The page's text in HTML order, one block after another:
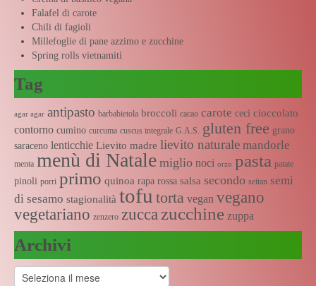
Falafel di carote
Chili di fagioli
Millefoglie di pane azzimo e zucchine
Spring rolls vietnamiti
Tag
agar agar antipasto barbabietola broccoli cacao carote ceci cioccolato
contorno cumino curcuma cuscus integrale G.A.S. gluten free grano
saraceno lenticchie Lievito madre lievito naturale mandorle
menta menù di Natale miglio noci orzo pasta patate
pinoli porri primo quinoa rapa rossa salsa secondo seitan semi
di sesamo stagionalità tofu torta vegan vegano
vegetariano zenzero zucca zucchine zuppa
Archivi
Archivi